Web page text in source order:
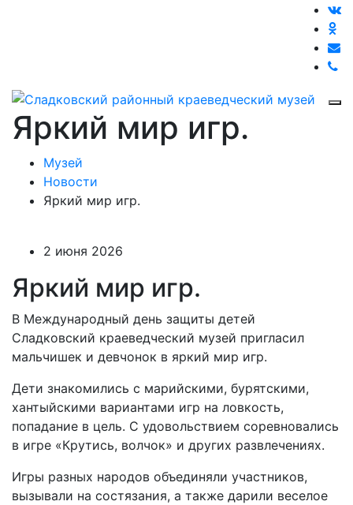
Яркий мир игр.
Музей
Новости
Яркий мир игр.
2 июня 2026
Яркий мир игр.
В Международный день защиты детей
Сладковский краеведческий музей пригласил
мальчишек и девчонок в яркий мир игр.
Дети знакомились с марийскими, бурятскими,
хантыйскими вариантами игр на ловкость,
попадание в цель. С удовольствием соревновались
в игре «Крутись, волчок» и других развлечениях.
Игры разных народов объединяли участников,
вызывали на состязания, а также дарили веселое